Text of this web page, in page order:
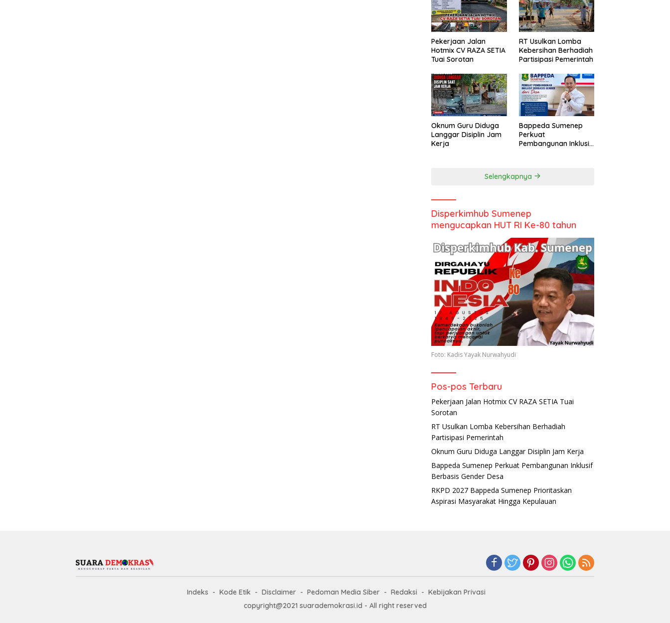
Pekerjaan Jalan
Hotmix CV RAZA SETIA
Tuai Sorotan
RT Usulkan Lomba
Kebersihan Berhadiah
Partisipasi Pemerintah
Oknum Guru Diduga
Langgar Disiplin Jam
Kerja
Bappeda Sumenep
Perkuat
Pembangunan Inklusif
Selengkapnya
Disperkimhub Sumenep
mengucapkan HUT RI Ke-80 tahun
Foto: Kadis Yayak Nurwahyudi
Pos-pos Terbaru
Pekerjaan Jalan Hotmix CV RAZA SETIA Tuai
Sorotan
RT Usulkan Lomba Kebersihan Berhadiah
Partisipasi Pemerintah
Oknum Guru Diduga Langgar Disiplin Jam Kerja
Bappeda Sumenep Perkuat Pembangunan Inklusif
Berbasis Gender Desa
RKPD 2027 Bappeda Sumenep Prioritaskan
Aspirasi Masyarakat Hingga Kepulauan
Indeks Kode Etik Disclaimer Pedoman Media Siber Redaksi
Kebijakan Privasi
copyright@2021 suarademokrasi.id - All right reserved